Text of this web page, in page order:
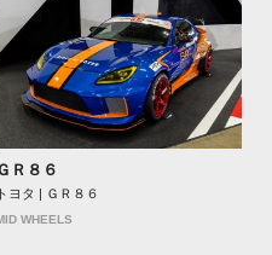
ＧＲ８６
トヨタ | ＧＲ８６
WHEELS